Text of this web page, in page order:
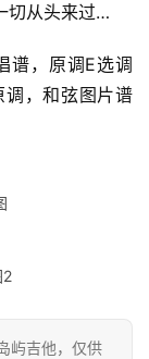
切从头来过…
谱，原调E选调
，和弦图片谱
2
屿吉他，仅供